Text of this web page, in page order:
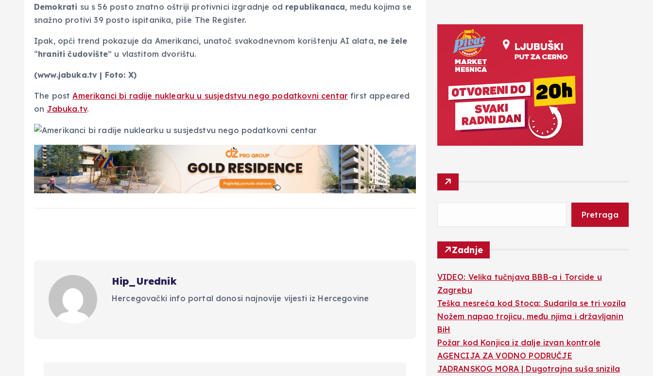
Demokrati su s 56 posto znatno oštriji protivnici izgradnje od republikanaca, među kojima se
snažno protivi 39 posto ispitanika, piše The Register.
Ipak, opći trend pokazuje da Amerikanci, unatoč svakodnevnom korištenju AI alata, ne žele
“hraniti čudovište” u vlastitom dvorištu.
(www.jabuka.tv | Foto: X)
The postAmerikanci bi radije nuklearku u susjedstvu nego podatkovni centar first appeared
on Jabuka.tv.
Hip_Urednik
Hercegovački info portal donosi najnovije vijesti iz Hercegovine
Pretraga
Zadnje
VIDEO: Velika tučnjava BBB-a i Torcide u
Zagrebu
Teška nesreća kod Stoca: Sudarila se tri vozila
Nožem napao trojicu, među njima i državljanin
BiH
Požar kod Konjica iz dalje izvan kontrole
AGENCIJA ZA VODNO PODRUČJE
JADRANSKOG MORA | Dugotrajna suša snizila